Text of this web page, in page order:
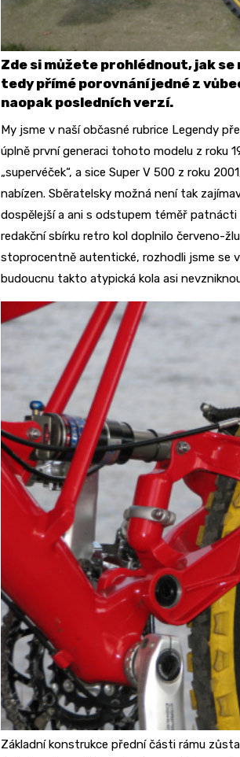
Zde si můžete prohlédnout, jak se
tedy přímé porovnání jedné z
naopak posledních verzí.
My jsme v naší občasné rubrice Legendy
úplně první generaci tohoto modelu z roku
„supervéček“, a sice Super V 500 z roku
nabízen. Sběratelsky možná není tak
dospělejší a ani s odstupem téměř
redakční sbírku retro kol doplnilo červeno-
stoprocentně autentické, rozhodli jsme se
budoucnu takto atypická kola asi
Základní konstrukce přední části rámu